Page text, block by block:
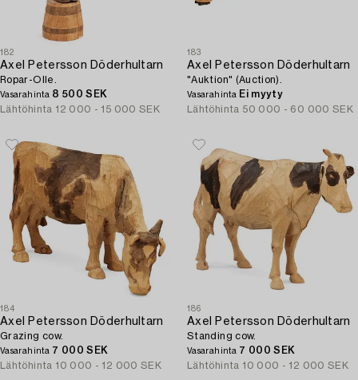
182
Axel Petersson Döderhultarn
Ropar-Olle.
Vasarahinta 8 500 SEK
Lähtöhinta 12 000 - 15 000 SEK
183
Axel Petersson Döderhultarn
"Auktion" (Auction).
Vasarahinta Ei myyty
Lähtöhinta 50 000 - 60 000 SEK
184
Axel Petersson Döderhultarn
Grazing cow.
Vasarahinta 7 000 SEK
Lähtöhinta 10 000 - 12 000 SEK
186
Axel Petersson Döderhultarn
Standing cow.
Vasarahinta 7 000 SEK
Lähtöhinta 10 000 - 12 000 SEK